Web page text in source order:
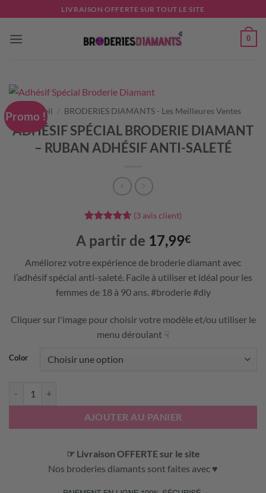
au
contenu
LIVRAISON OFFERTE SUR TOUT LE SITE
0
Promo !
Accueil / BRODERIES DIAMANTS - Les Meilleures Ventes
ADHÉSIF SPÉCIAL BRODERIE DIAMANT
– RUBAN ADHÉSIF ANTI-SALETÉ
sur 5 basé
sur
notations
client
(3 avis client)
A partir de 17,99€
Améliorez votre expérience de broderie diamant avec
l’adhésif spécial anti-saleté. Facile à utiliser et idéal pour les
femmes de 18 à 90 ans. #broderie #diy
Cliquer sur l'image pour choisir votre modèle et/ou utiliser le
menu déroulant ☟
Color
AJOUTER AU PANIER
☞ Livraison OFFERTE sur le site
Nos broderies diamants sont faites avec ♥